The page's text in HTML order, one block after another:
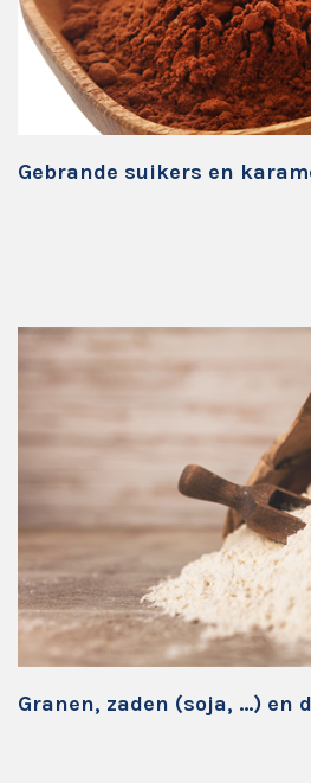
Gebrande suikers en
Granen, zaden (soja, …) en